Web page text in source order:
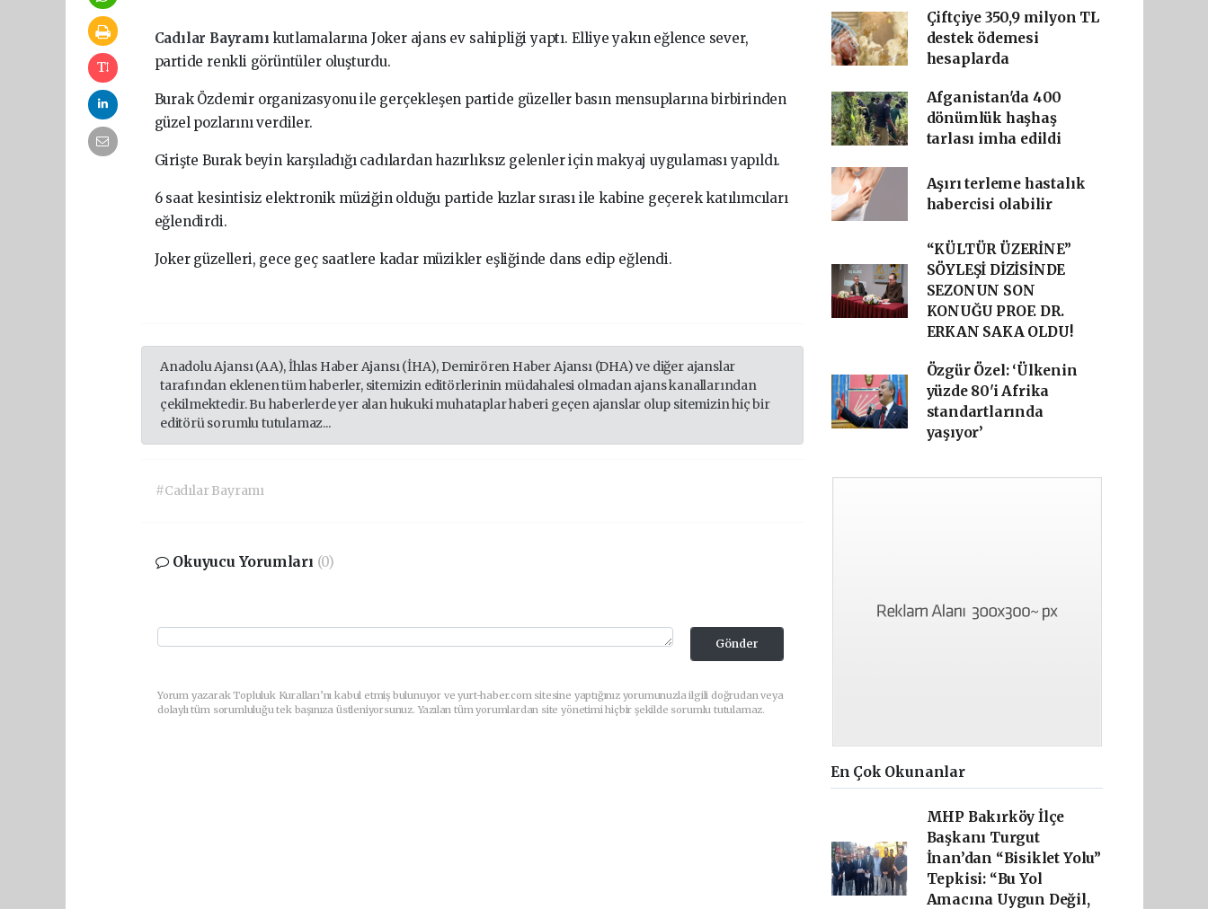
Cadılar Bayramı kutlamalarına Joker ajans ev sahipliği yaptı. Elliye yakın eğlence sever,
partide renkli görüntüler oluşturdu.
Burak Özdemir organizasyonu ile gerçekleşen partide güzeller basın mensuplarına birbirinden
güzel pozlarını verdiler.
Girişte Burak beyin karşıladığı cadılardan hazırlıksız gelenler için makyaj uygulaması yapıldı.
6 saat kesintisiz elektronik müziğin olduğu partide kızlar sırası ile kabine geçerek katılımcıları
eğlendirdi.
Joker güzelleri, gece geç saatlere kadar müzikler eşliğinde dans edip eğlendi.
Anadolu Ajansı (AA), İhlas Haber Ajansı (İHA), Demirören Haber Ajansı (DHA) ve diğer ajanslar
tarafından eklenen tüm haberler, sitemizin editörlerinin müdahalesi olmadan ajans kanallarından
çekilmektedir. Bu haberlerde yer alan hukuki muhataplar haberi geçen ajanslar olup sitemizin hiç bir
editörü sorumlu tutulamaz...
#Cadılar Bayramı
Okuyucu Yorumları (0)
Gönder
Yorum yazarak Topluluk Kuralları’nı kabul etmiş bulunuyor ve yurt-haber.com sitesine yaptığınız yorumunuzla ilgili doğrudan veya
dolaylı tüm sorumluluğu tek başınıza üstleniyorsunuz. Yazılan tüm yorumlardan site yönetimi hiçbir şekilde sorumlu tutulamaz.
Çiftçiye 350,9 milyon TL
destek ödemesi
hesaplarda
Afganistan'da 400
dönümlük haşhaş
tarlası imha edildi
Aşırı terleme hastalık
habercisi olabilir
“KÜLTÜR ÜZERİNE”
SÖYLEŞİ DİZİSİNDE
SEZONUN SON
KONUĞU PROF. DR.
ERKAN SAKA OLDU!
Özgür Özel: ‘Ülkenin
yüzde 80'i Afrika
standartlarında
yaşıyor’
En Çok Okunanlar
MHP Bakırköy İlçe
Başkanı Turgut
İnan’dan “Bisiklet Yolu”
Tepkisi: “Bu Yol
Amacına Uygun Değil,